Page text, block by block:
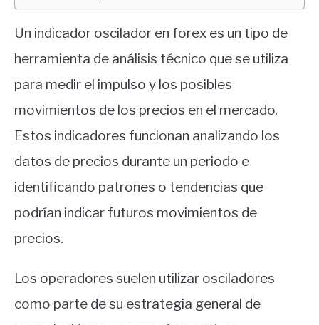
Un indicador oscilador en forex es un tipo de
herramienta de análisis técnico que se utiliza
para medir el impulso y los posibles
movimientos de los precios en el mercado.
Estos indicadores funcionan analizando los
datos de precios durante un periodo e
identificando patrones o tendencias que
podrían indicar futuros movimientos de
precios.
Los operadores suelen utilizar osciladores
como parte de su estrategia general de